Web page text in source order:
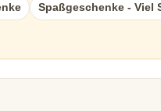
Spaßgeschenke - Viel